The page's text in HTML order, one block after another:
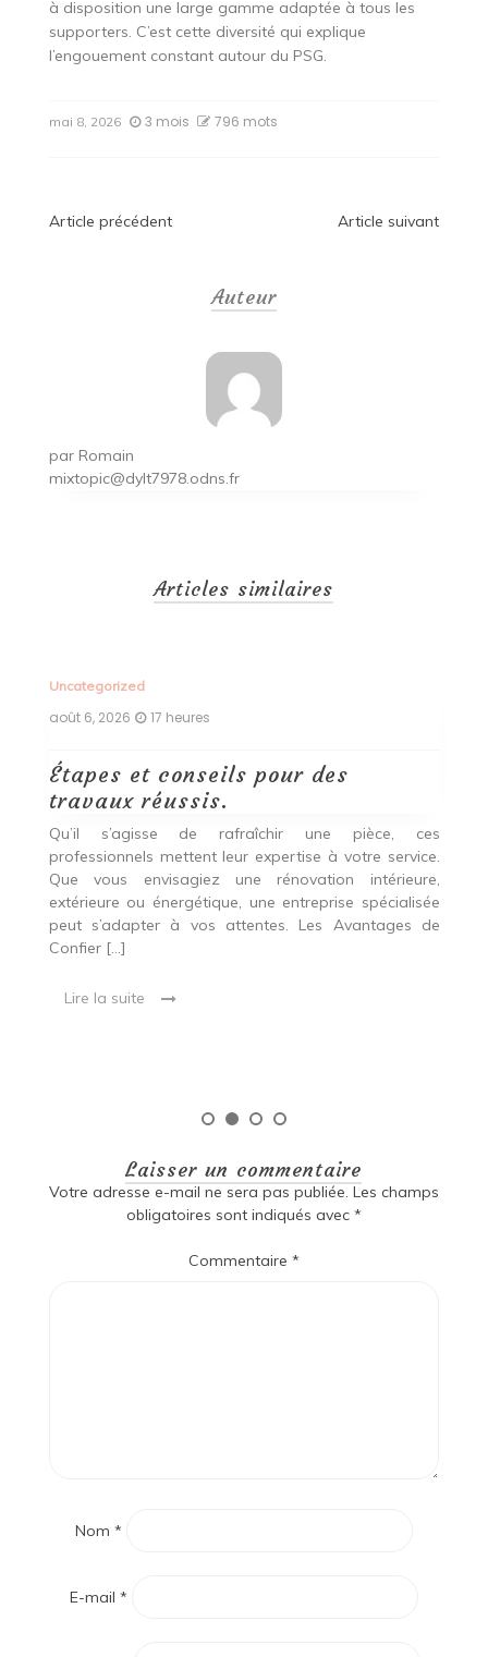
à disposition une large gamme adaptée à tous les
supporters. C’est cette diversité qui explique
l’engouement constant autour du PSG.
mai 8, 2026 3 mois 796 mots
Navigation
Article précédent Article suivant
Auteur
par Romain
mixtopic@dylt7978.odns.fr
Articles similaires
Uncategorized
août 6, 2026 17 heures
Étapes et conseils pour des
travaux réussis.
Qu’il s’agisse de rafraîchir une pièce, ces
professionnels mettent leur expertise à votre service.
Que vous envisagiez une rénovation intérieure,
extérieure ou énergétique, une entreprise spécialisée
peut s’adapter à vos attentes. Les Avantages de
Confier […]
Lire la suite
Laisser un commentaire
Votre adresse e-mail ne sera pas publiée. Les champs
obligatoires sont indiqués avec *
Commentaire *
Nom *
E-mail *